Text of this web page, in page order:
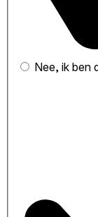
Nee, ik ben